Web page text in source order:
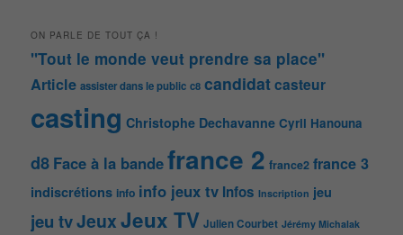
ON PARLE DE TOUT ÇA !
"Tout le monde veut prendre sa place"
Article assister dans le public c8 candidatcasteur
casting Christophe Dechavanne Cyril Hanouna
d8 Face à la bandefrance 2 france2 france 3
indiscrétions info info jeux tv Infos Inscription jeu
jeu tvJeuxJeux TV Julien Courbet Jérémy Michalak